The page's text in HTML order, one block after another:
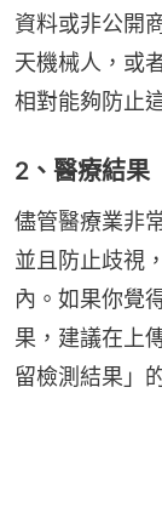
資料或非公開
天機械人，或
相對能夠防止
2、醫療結果
儘管醫療業非
並且防止歧視
內。如果你覺
果，建議在上
留檢測結果」